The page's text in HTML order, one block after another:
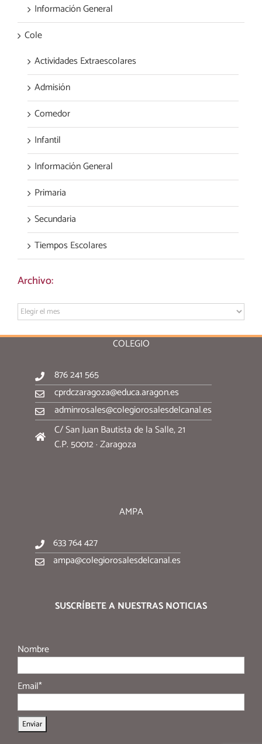
Información General
Cole
Actividades Extraescolares
Admisión
Comedor
Infantil
Información General
Primaria
Secundaria
Tiempos Escolares
Archivo:
Archivo:
COLEGIO
876 241 565
cprdczaragoza@educa.aragon.es
adminrosales@colegiorosalesdelcanal.es
C/ San Juan Bautista de la Salle, 21
C.P. 50012 · Zaragoza
AMPA
633 764 427
ampa@colegiorosalesdelcanal.es
SUSCRÍBETE A NUESTRAS NOTICIAS
Nombre
Email*